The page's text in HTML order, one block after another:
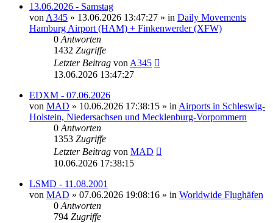
13.06.2026 - Samstag
von A345 » 13.06.2026 13:47:27 » in Daily Movements
Hamburg Airport (HAM) + Finkenwerder (XFW)
0 Antworten
1432 Zugriffe
Letzter Beitrag von A345
13.06.2026 13:47:27
EDXM - 07.06.2026
von MAD » 10.06.2026 17:38:15 » in Airports in Schleswig-
Holstein, Niedersachsen und Mecklenburg-Vorpommern
0 Antworten
1353 Zugriffe
Letzter Beitrag von MAD
10.06.2026 17:38:15
LSMD - 11.08.2001
von MAD » 07.06.2026 19:08:16 » in Worldwide Flughäfen
0 Antworten
794 Zugriffe